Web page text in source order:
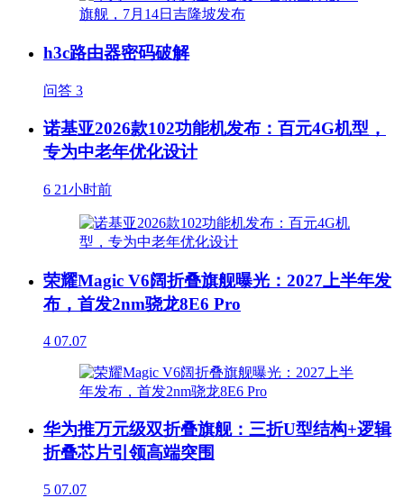
h3c路由器密码破解
问答 3
诺基亚2026款102功能机发布：百元4G机型，
专为中老年优化设计
6 21小时前
荣耀Magic V6阔折叠旗舰曝光：2027上半年发
布，首发2nm骁龙8E6 Pro
4 07.07
华为推万元级双折叠旗舰：三折U型结构+逻辑
折叠芯片引领高端突围
5 07.07